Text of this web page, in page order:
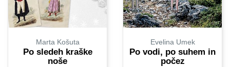
Marta Košuta
Po sledeh kraške
noše
Evelina Umek
Po vodi, po suhem in
počez